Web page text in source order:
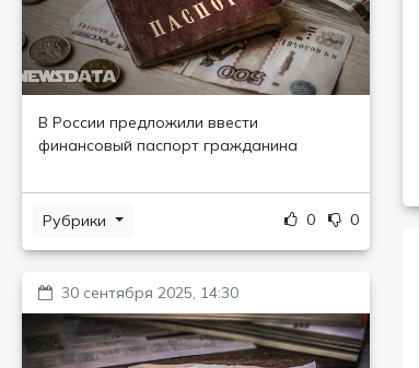
В России предложили ввести
финансовый паспорт гражданина
Рубрики 0 0
30 сентября 2025, 14:30